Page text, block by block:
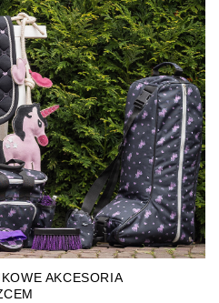
AKCESORIA